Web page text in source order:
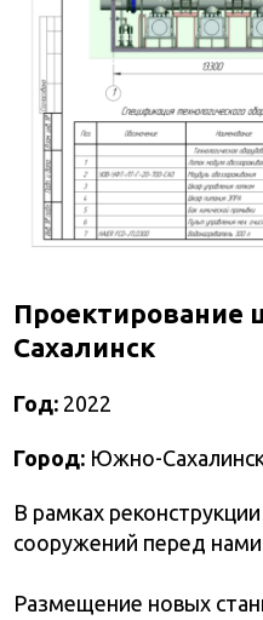
Проектирование
Сахалинск
Год: 2022
Город: Южно-
В рамках
сооружений перед
Размещение новых